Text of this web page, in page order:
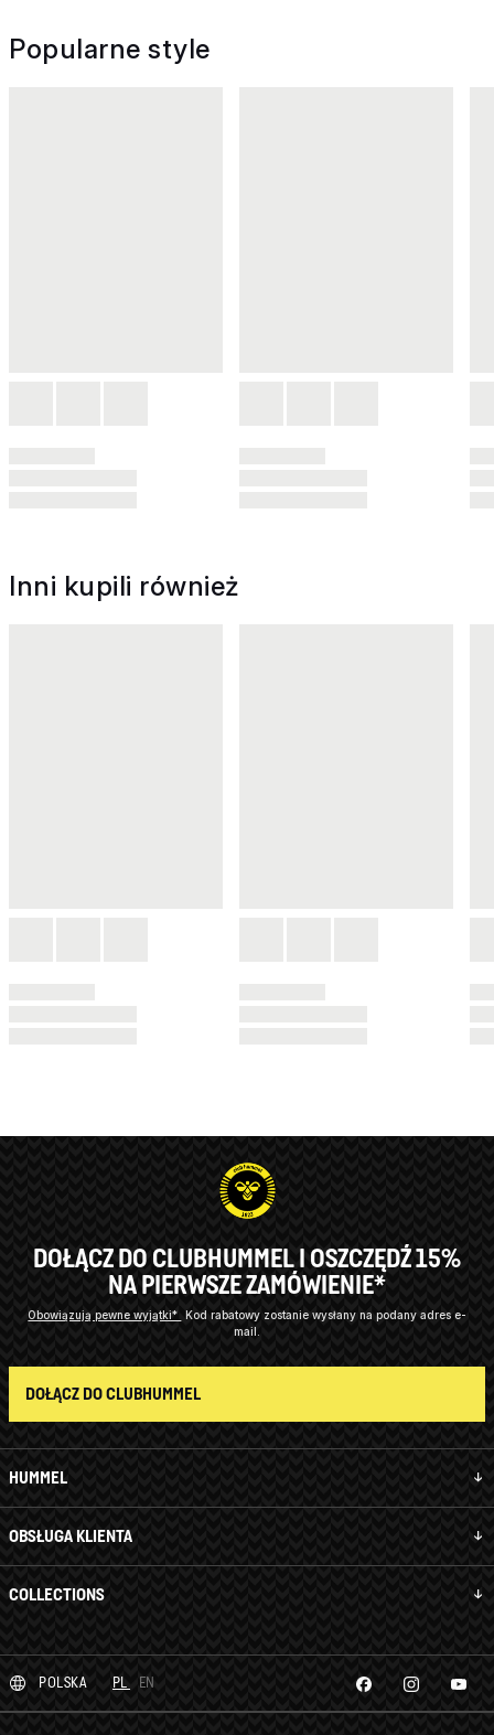
Popularne style
Inni kupili również
HUMMEL
OBSŁUGA KLIENTA
COLLECTIONS
DOŁĄCZ DO CLUBHUMMEL I OSZCZĘDŹ 15%
NA PIERWSZE ZAMÓWIENIE*
Obowiązują pewne wyjątki*
Kod rabatowy zostanie wysłany na podany adres e-
mail.
DOŁĄCZ DO CLUBHUMMEL
POLSKA PL EN